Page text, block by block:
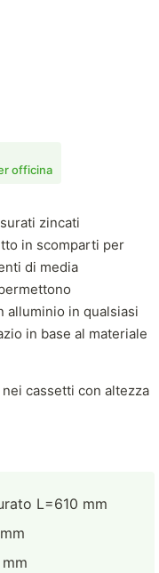
officina
zincati
in scomparti per
di media
alluminio in qualsiasi
in base al materiale
cassetti con altezza
L=610 mm